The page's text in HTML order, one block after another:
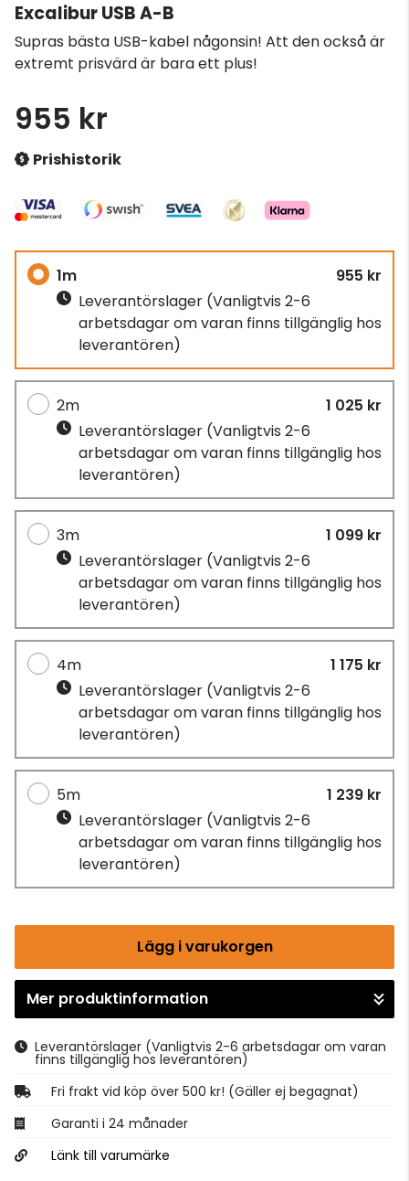
Excalibur USB A-B
Supras bästa USB-kabel någonsin! Att den också är
extremt prisvärd är bara ett plus!
955 kr
Prishistorik
1m
955 kr
Leverantörslager (Vanligtvis 2-6
arbetsdagar om varan finns tillgänglig hos
leverantören)
2m
1 025 kr
Leverantörslager (Vanligtvis 2-6
arbetsdagar om varan finns tillgänglig hos
leverantören)
3m
1 099 kr
Leverantörslager (Vanligtvis 2-6
arbetsdagar om varan finns tillgänglig hos
leverantören)
4m
1 175 kr
Leverantörslager (Vanligtvis 2-6
arbetsdagar om varan finns tillgänglig hos
leverantören)
5m
1 239 kr
Leverantörslager (Vanligtvis 2-6
arbetsdagar om varan finns tillgänglig hos
leverantören)
Lägg i varukorgen
Gå till kassan
Mer produktinformation
Leverantörslager (Vanligtvis 2-6 arbetsdagar om varan
finns tillgänglig hos leverantören)
Fri frakt vid köp över 500 kr! (Gäller ej begagnat)
Garanti i 24 månader
Länk till varumärke